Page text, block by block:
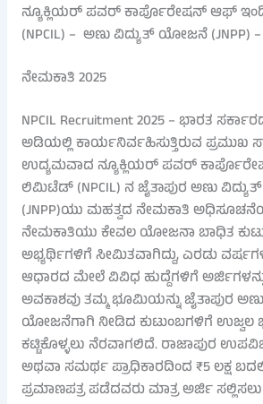
ನ್ಯೂಕ್ಲಿಯರ್ ಪವರ್ ಕಾರ್ಪೊರೇಷನ್ ಆಫ್
(NPCIL) – ಅಣು ವಿದ್ಯುತ್ ಯೋಜನೆ (JNPP) –
ನೇಮಕಾತಿ 2025
NPCIL Recruitment 2025 – ಭಾರತ
ಅಡಿಯಲ್ಲಿ ಕಾರ್ಯನಿರ್ವಹಿಸುತ್ತಿರುವ
ಉದ್ಯಮವಾದ ನ್ಯೂಕ್ಲಿಯರ್ ಪವರ್
ಲಿಮಿಟೆಡ್ (NPCIL) ನ ಜೈತಾಪುರ ಅಣು
(JNPP)ಯು ಮಹತ್ವದ ನೇಮಕಾತಿ
ನೇಮಕಾತಿಯು ಕೇವಲ ಯೋಜನಾ ಬಾಧಿತ
ಅಭ್ಯರ್ಥಿಗಳಿಗೆ ಸೀಮಿತವಾಗಿದ್ದು, ಎರಡು
ಆಧಾರದ ಮೇಲೆ ವಿವಿಧ ಹುದ್ದೆಗಳಿಗೆ
ಅವಕಾಶವು ತಮ್ಮ ಭೂಮಿಯನ್ನು ಜೈತಾಪುರ
ಯೋಜನೆಗಾಗಿ ನೀಡಿದ ಕುಟುಂಬಗಳಿಗೆ ಉಜ್ವಲ
ಕಟ್ಟಿಕೊಳ್ಳಲು ನೆರವಾಗಲಿದೆ. ರಾಜಾಪುರ
ಅಥವಾ ಸಮರ್ಥ ಪ್ರಾಧಿಕಾರದಿಂದ ₹5 ಲಕ್ಷ
ಪ್ರಮಾಣಪತ್ರ ಪಡೆದವರು ಮಾತ್ರ ಅರ್ಜಿ ಸಲ್ಲಿಸಲು